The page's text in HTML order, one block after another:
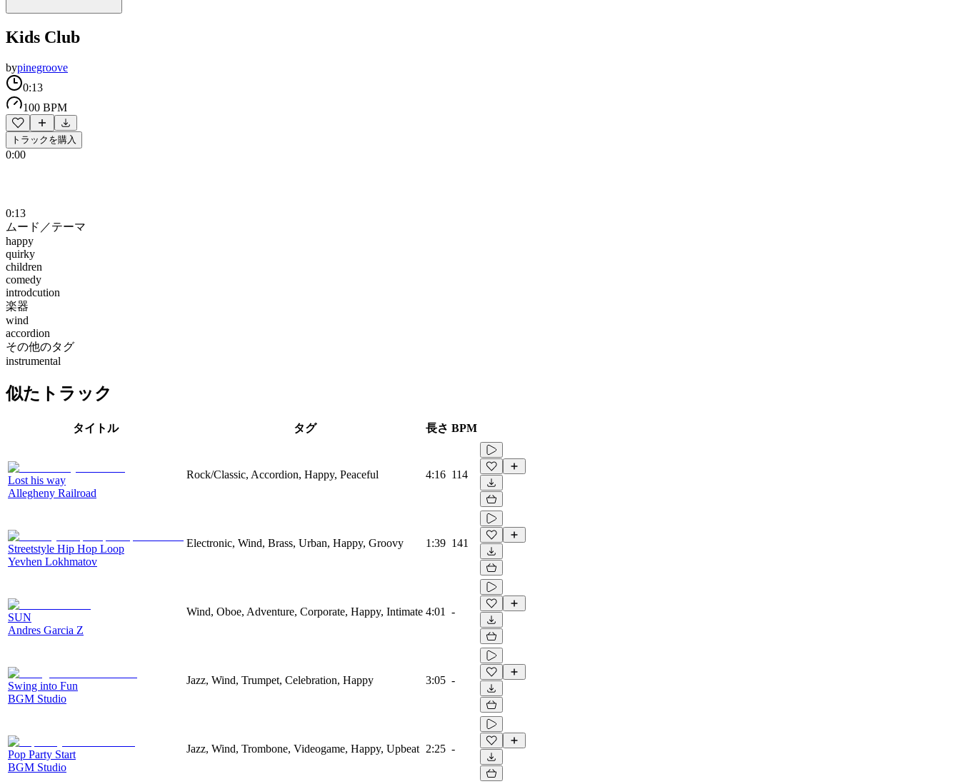
Kids Club
bypinegroove
0:13
100 BPM
トラックを購入
0:00
0:13
ムード／テーマ
happy
quirky
children
comedy
introdcution
楽器
wind
accordion
その他のタグ
instrumental
似たトラック
タイトル タグ 長さ BPM
Lost his way
Allegheny Railroad
Rock/Classic, Accordion, Happy, Peaceful 4:16 114
Streetstyle Hip Hop Loop
Yevhen Lokhmatov
Electronic, Wind, Brass, Urban, Happy, Groovy 1:39 141
SUN
Andres Garcia Z
Wind, Oboe, Adventure, Corporate, Happy, Intimate 4:01 -
Swing into Fun
BGM Studio
Jazz, Wind, Trumpet, Celebration, Happy 3:05 -
Pop Party Start
BGM Studio
Jazz, Wind, Trombone, Videogame, Happy, Upbeat 2:25 -